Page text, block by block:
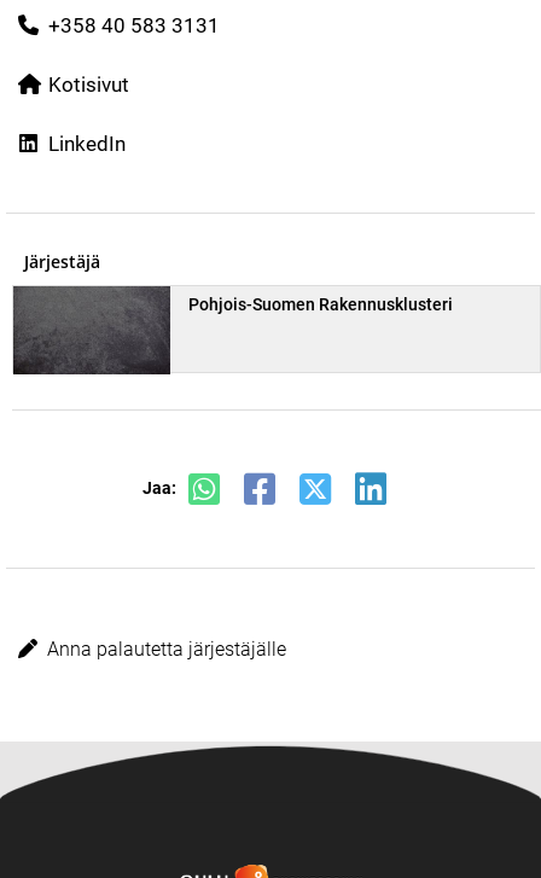
+358 40 583 3131
Kotisivut
LinkedIn
Järjestäjä
Pohjois-Suomen Rakennusklusteri
Jaa:
Anna palautetta järjestäjälle